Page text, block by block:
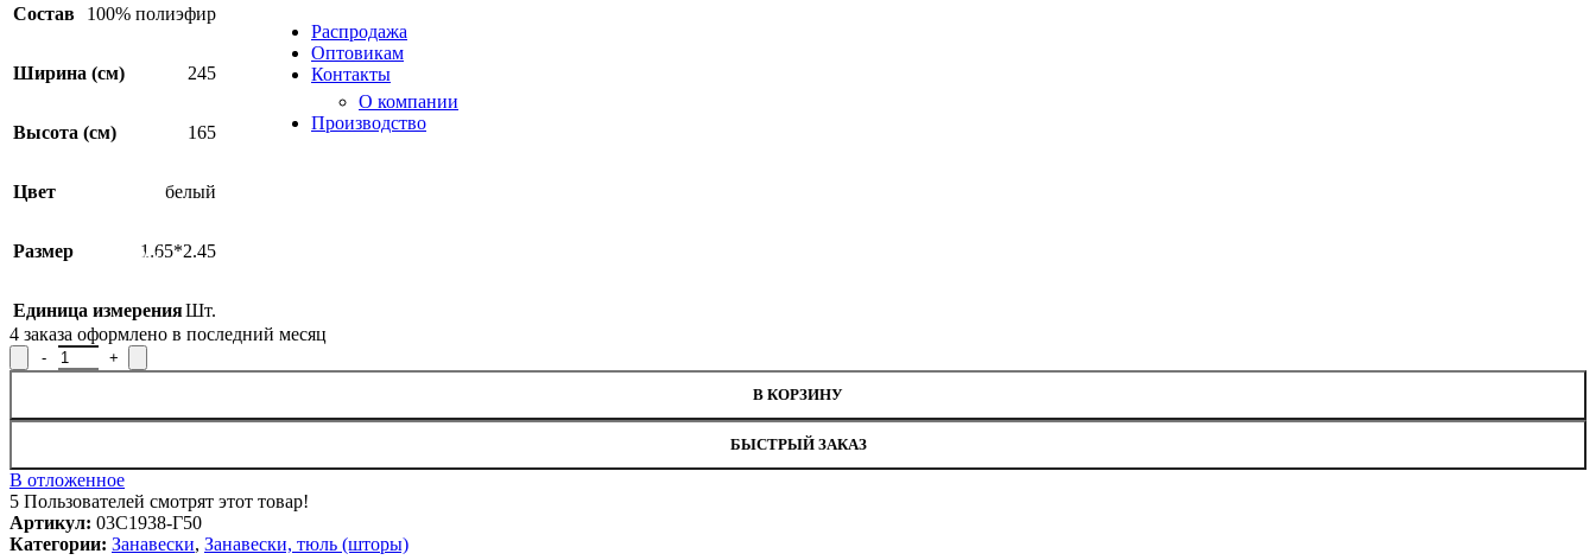
Распродажа
Оптовикам
Контакты
О компании
Производство
Состав 100% полиэфир
Ширина (см) 245
Высота (см) 165
Цвет белый
Размер 1.65*2.45
Единица измеренияШт.
4 заказа оформлено в последний месяц
Количество товара Занавеска 03С1938-Г50, 165x245см
В КОРЗИНУ
БЫСТРЫЙ ЗАКАЗ
В отложенное
5 Пользователей смотрят этот товар!
Артикул: 03С1938-Г50
Категории: Занавески, Занавески, тюль (шторы)
SALE